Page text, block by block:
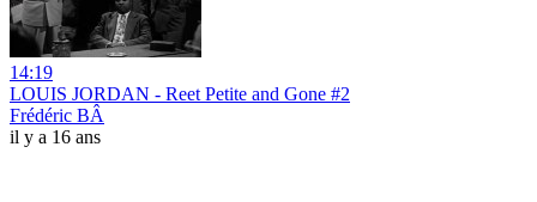
14:19
LOUIS JORDAN - Reet Petite and Gone #2
Frédéric BÂ
il y a 16 ans